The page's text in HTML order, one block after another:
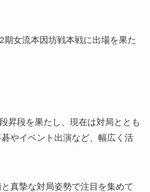
期女流本因坊戦本戦に出場を果た
昇段を果たし、現在は対局ととも
やイベント出演など、幅広く活
真摯な対局姿勢で注目を集めて